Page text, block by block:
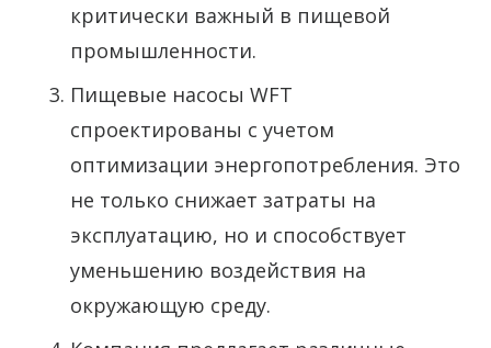
критически важный в пищевой
промышленности.
Пищевые насосы WFT
спроектированы с учетом
оптимизации энергопотребления. Это
не только снижает затраты на
эксплуатацию, но и способствует
уменьшению воздействия на
окружающую среду.